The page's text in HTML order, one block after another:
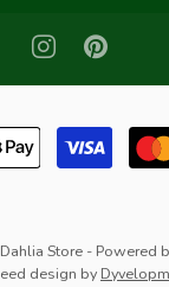
Store - Powered
design by